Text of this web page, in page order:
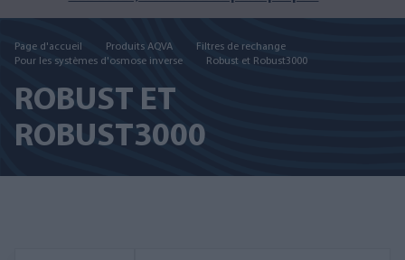
Page d'accueil Produits AQVA
Filtres de rechange
Pour les systèmes d'osmose inverse
Robust et Robust3000
ROBUST ET
ROBUST3000